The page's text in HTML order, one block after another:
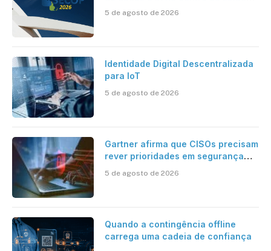
5 de agosto de 2026
Identidade Digital Descentralizada
para IoT
5 de agosto de 2026
Gartner afirma que CISOs precisam
rever prioridades em segurança
desafios impostos pela Inteligência
5 de agosto de 2026
Quando a contingência offline
carrega uma cadeia de confiança